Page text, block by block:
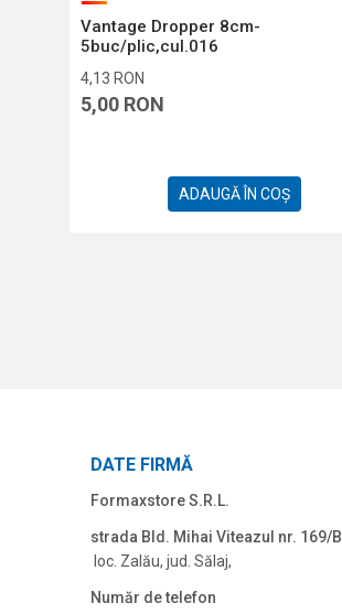
Vantage Dropper 8cm-
5buc/plic,cul.016
4,13 RON
5,00 RON
ADAUGĂ ÎN COȘ
DATE FIRMĂ
Formaxstore S.R.L.
strada Bld. Mihai Viteazul nr. 169/B
loc. Zalău, jud. Sălaj,
Număr de telefon